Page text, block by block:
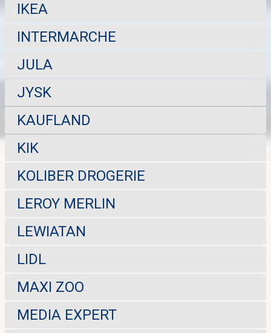
IKEA
INTERMARCHE
JULA
JYSK
KAUFLAND
KIK
KOLIBER DROGERIE
LEROY MERLIN
LEWIATAN
LIDL
MAXI ZOO
MEDIA EXPERT